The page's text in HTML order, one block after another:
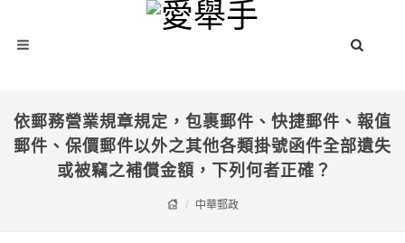
依郵務營業規章規定，包裹郵件、快捷郵件、報值
郵件、保價郵件以外之其他各類掛號函件全部遺失
或被竊之補償金額，下列何者正確？
中華郵政